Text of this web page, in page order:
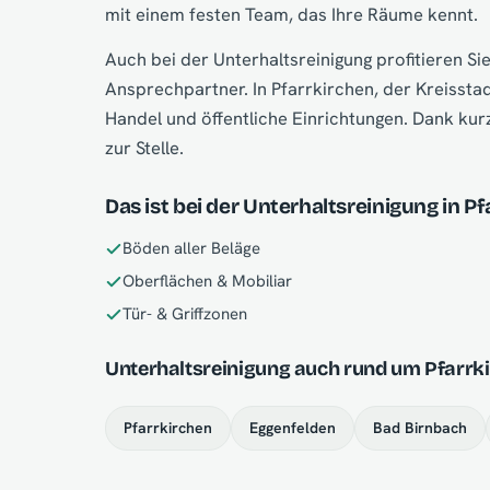
mit einem festen Team, das Ihre Räume kennt.
Auch bei der Unterhaltsreinigung profitieren
Ansprechpartner. In Pfarrkirchen, der
Handel und öffentliche Einrichtungen. Dank
zur Stelle.
Das ist bei der Unterhaltsreinigung in
Böden aller Beläge
Oberflächen & Mobiliar
Tür- & Griffzonen
Unterhaltsreinigung auch rund um
Pfarrkirchen Eggenfelden Bad Birnbach